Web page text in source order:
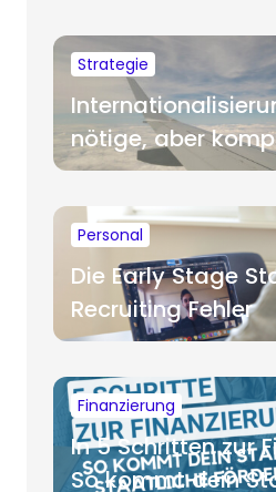
Strategie
nötige, aber
für Startups
Personal
Die Early Stage
Recruiting Fehler
Finanzierung
In 5 Schritten zur
So kommt dein